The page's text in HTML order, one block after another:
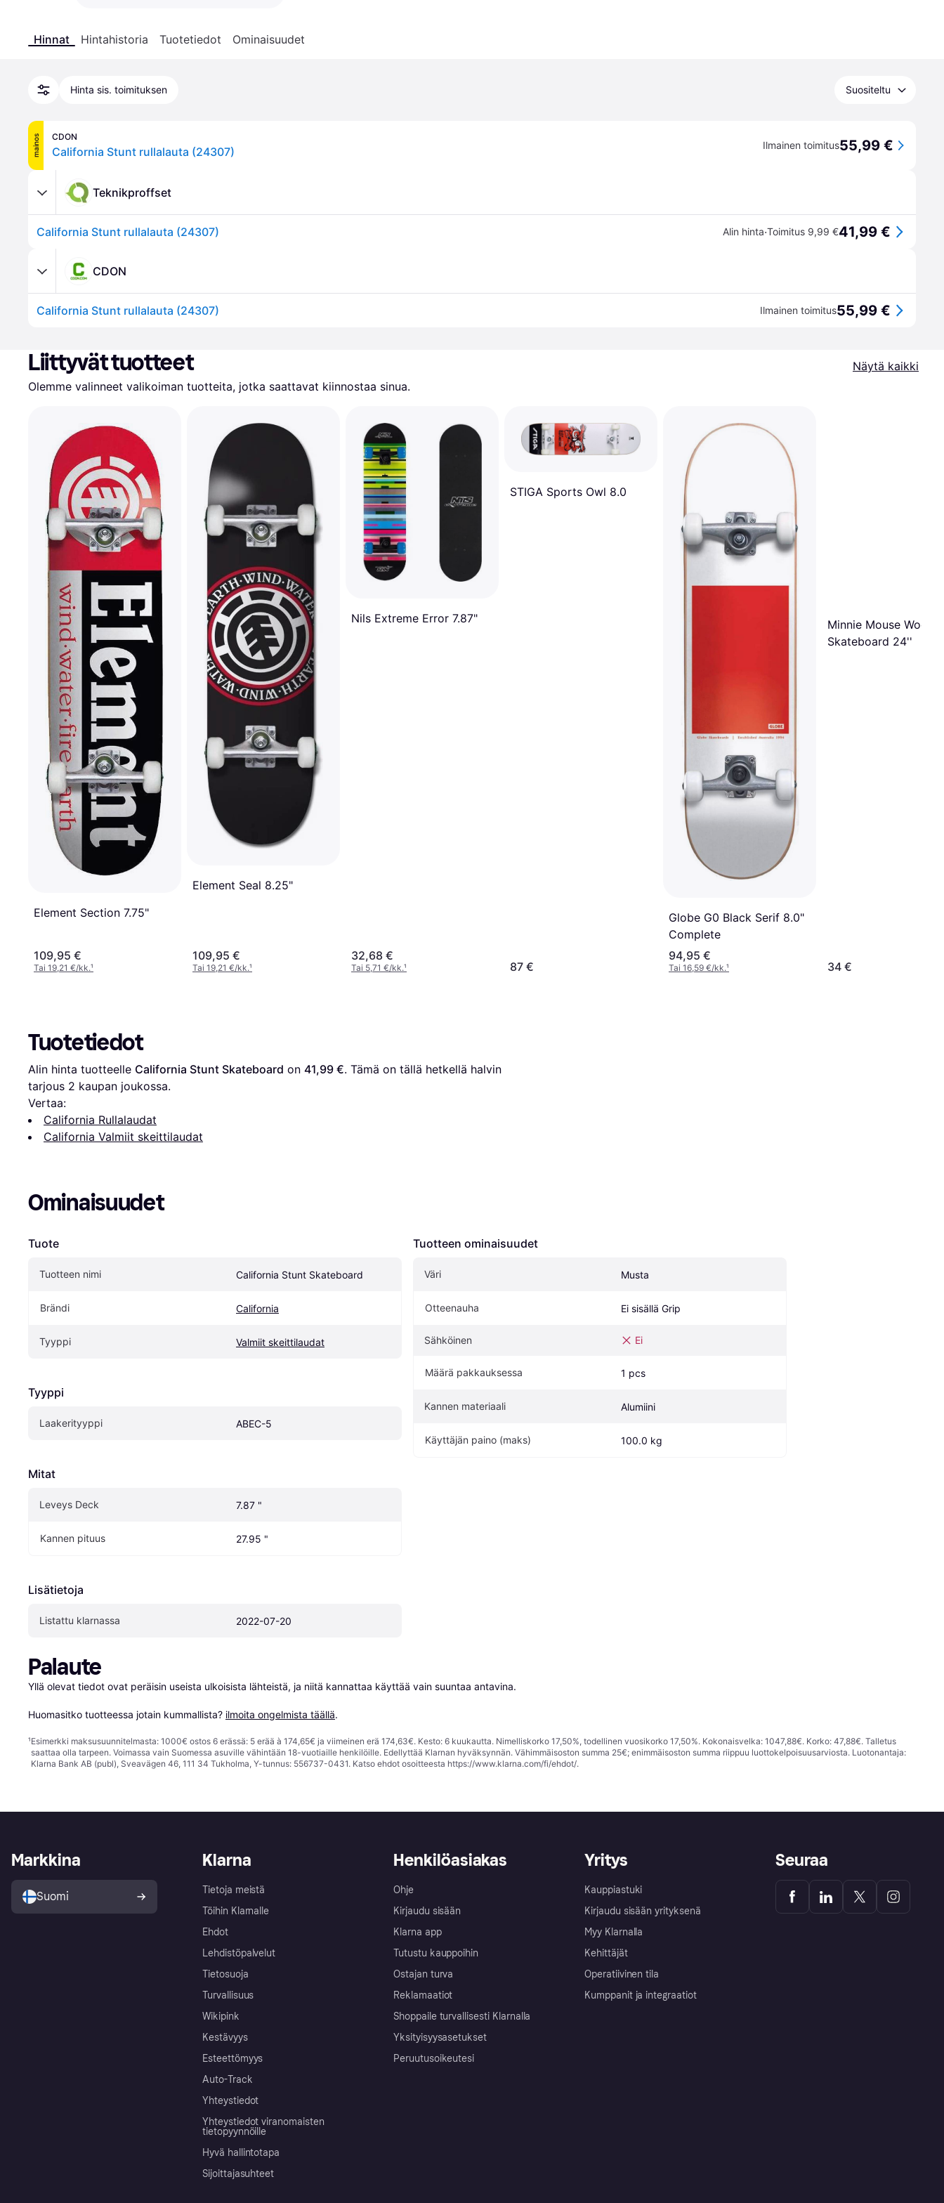
Hinnat Hintahistoria Tuotetiedot Ominaisuudet
Hinta sis. toimituksen Suositeltu
mainos CDON
California Stunt rullalauta (24307) Ilmainen toimitus55,99 €
Teknikproffset
California Stunt rullalauta (24307) Alin hinta·Toimitus 9,99 €41,99 €
CDON
California Stunt rullalauta (24307) Ilmainen toimitus55,99 €
Liittyvät tuotteet
Näytä kaikki
Olemme valinneet valikoiman tuotteita, jotka saattavat kiinnostaa sinua.
Element Section 7.75"
109,95 €
Tai 19,21 €/kk.¹
Element Seal 8.25"
109,95 €
Tai 19,21 €/kk.¹
Nils Extreme Error 7.87"
32,68 €
Tai 5,71 €/kk.¹
STIGA Sports Owl 8.0
87 €
Globe G0 Black Serif 8.0"
Complete
94,95 €
Tai 16,59 €/kk.¹
Minnie Mouse
Skateboard 24''
34 €
Tuotetiedot
Alin hinta tuotteelle California Stunt Skateboard on 41,99 €. Tämä on tällä hetkellä halvin
tarjous 2 kaupan joukossa.
Vertaa:
California Rullalaudat
California Valmiit skeittilaudat
Ominaisuudet
Tuote
Tuotteen nimi California Stunt Skateboard
Brändi California
Tyyppi Valmiit skeittilaudat
Tyyppi
Laakerityyppi ABEC-5
Mitat
Leveys Deck 7.87 "
Kannen pituus 27.95 "
Lisätietoja
Listattu klarnassa 2022-07-20
Tuotteen ominaisuudet
Väri Musta
Otteenauha Ei sisällä Grip
Sähköinen Ei
Määrä pakkauksessa 1 pcs
Kannen materiaali Alumiini
Käyttäjän paino (maks) 100.0 kg
Palaute
Yllä olevat tiedot ovat peräisin useista ulkoisista lähteistä, ja niitä kannattaa käyttää vain suuntaa antavina.
Huomasitko tuotteessa jotain kummallista? ilmoita ongelmista täällä.
¹Esimerkki maksusuunnitelmasta: 1000€ ostos 6 erässä: 5 erää à 174,65€ ja viimeinen erä 174,63€. Kesto: 6 kuukautta. Nimelliskorko 17,50%, todellinen vuosikorko 17,50%. Kokonaisvelka: 1047,88€. Korko: 47,88€. Talletus
saattaa olla tarpeen. Voimassa vain Suomessa asuville vähintään 18-vuotiaille henkilöille. Edellyttää Klarnan hyväksynnän. Vähimmäisoston summa 25€; enimmäisoston summa riippuu luottokelpoisuusarviosta. Luotonantaja:
Klarna Bank AB (publ), Sveavägen 46, 111 34 Tukholma, Y-tunnus: 556737-0431. Katso ehdot osoitteesta https://www.klarna.com/fi/ehdot/.
Klarna
Tietoja meistä
Töihin Klarnalle
Ehdot
Lehdistöpalvelut
Tietosuoja
Turvallisuus
Wikipink
Kestävyys
Esteettömyys
Auto-Track
Yhteystiedot
Yhteystiedot viranomaisten
tietopyynnöille
Hyvä hallintotapa
Sijoittajasuhteet
Henkilöasiakas
Ohje
Kirjaudu sisään
Klarna app
Tutustu kauppoihin
Ostajan turva
Reklamaatiot
Shoppaile turvallisesti Klarnalla
Yksityisyysasetukset
Peruutusoikeutesi
Yritys
Kauppiastuki
Kirjaudu sisään yrityksenä
Myy Klarnalla
Kehittäjät
Operatiivinen tila
Kumppanit ja integraatiot
Markkina
Suomi
Seuraa